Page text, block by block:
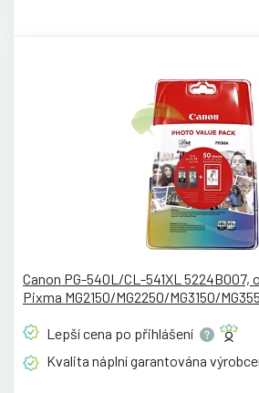
Canon PG-540L/CL-541XL 5224B007,
Pixma MG2150/MG2250/MG3150/
Lepší cena po přihlášení
Kvalita náplní garantována